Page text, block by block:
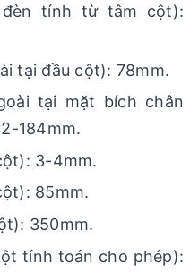
tính từ tâm cột):
tại đầu cột): 78mm.
tại mặt bích chân
184mm.
3-4mm.
85mm.
350mm.
tính toán cho phép):